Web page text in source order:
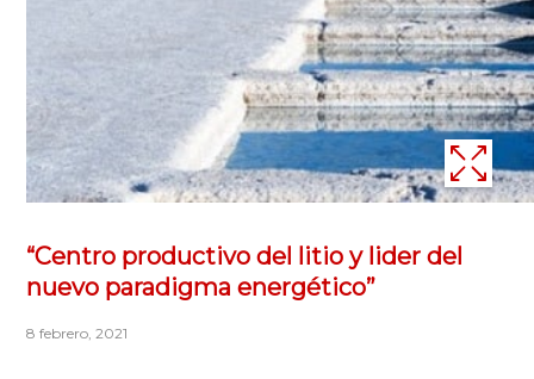
“Centro productivo del litio y lider del
nuevo paradigma energético”
8 febrero, 2021